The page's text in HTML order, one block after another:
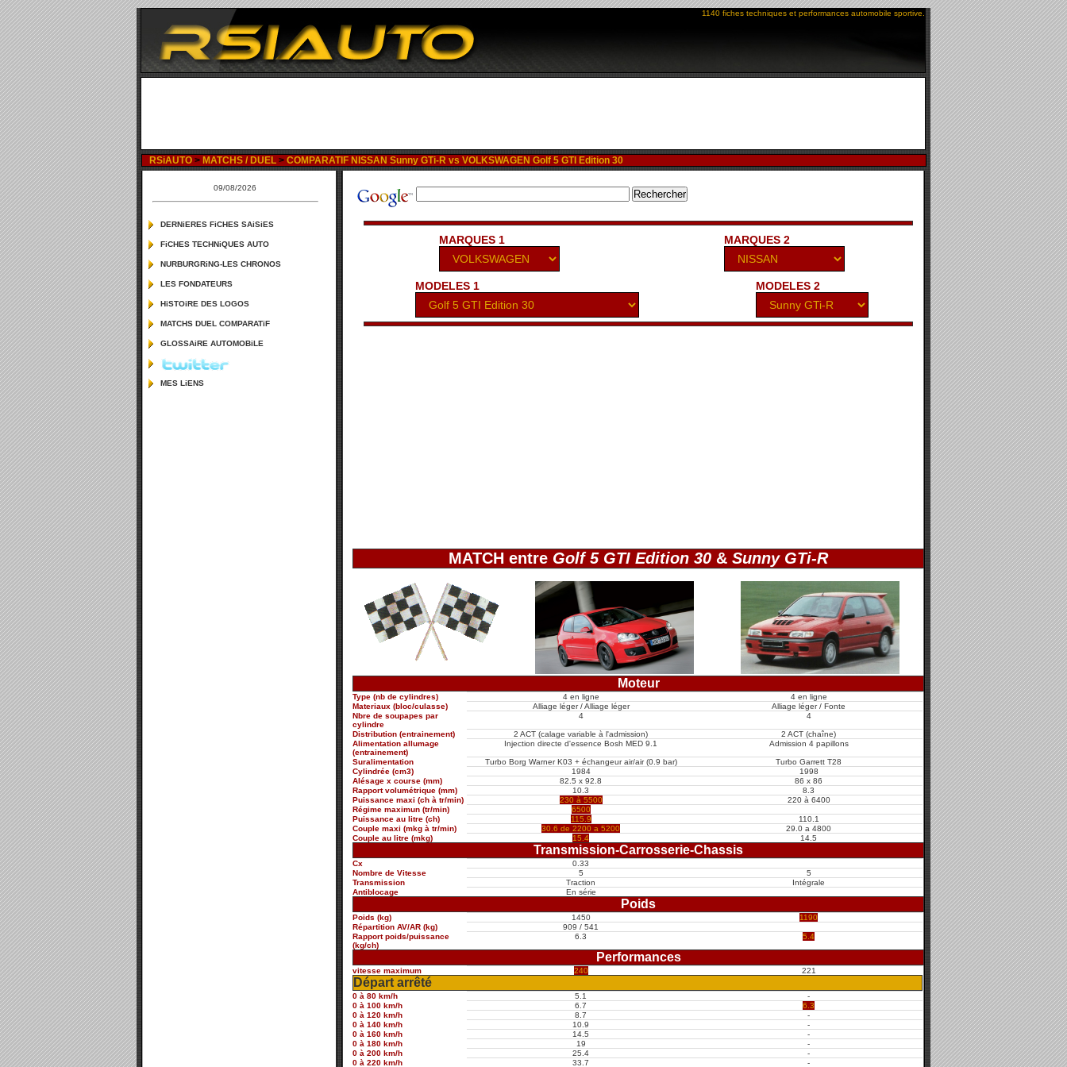
1140 fiches techniques et performances automobile sportive.
RSiAUTO > MATCHS / DUEL > COMPARATIF NISSAN Sunny GTi-R vs VOLKSWAGEN Golf 5 GTI Edition 30
MARQUES 1 MARQUES 2
MODELES 1 MODELES 2
MATCH entre Golf 5 GTI Edition 30 & Sunny GTi-R
Moteur
Type (nb de cylindres) 4 en ligne
4 en ligne
Materiaux (bloc/culasse)
Alliage léger / Alliage léger
Alliage léger / Fonte
Nbre de soupapes par
cylindre
4 4
Distribution (entrainement) 2 ACT (calage variable à l'admission)
2 ACT (chaîne)
Alimentation allumage
(entrainement)
Injection directe d'essence Bosh MED 9.1 Admission 4 papillons
Suralimentation Turbo Borg Warner K03 + échangeur air/air (0.9 bar)
Turbo Garrett T28
Cylindrée (cm3)
1984
1998
Alésage x course (mm)
82.5 x 92.8
86 x 86
Rapport volumétrique (mm)
10.3
8.3
Puissance maxi (ch à tr/min)
230 à 5500
220 à 6400
Régime maximun (tr/min)
6500
Puissance au litre (ch)
115.9
110.1
Couple maxi (mkg à tr/min)
30.6 de 2200 a 5200
29.0 a 4800
Couple au litre (mkg)
15.4 14.5
Transmission-Carrosserie-Chassis
Cx
0.33
Nombre de Vitesse
5
5
Transmission
Traction
Intégrale
Antiblocage
En série
Poids
Poids (kg) 1450
1190
Répartition AV/AR (kg)
909 / 541
Rapport poids/puissance
(kg/ch)
6.3 5.4
Performances
vitesse maximum 240 221
Départ arrêté
0 à 80 km/h 5.1
-
0 à 100 km/h
6.7
6.3
0 à 120 km/h
8.7
-
0 à 140 km/h
10.9
-
0 à 160 km/h
14.5
-
0 à 180 km/h
19
-
0 à 200 km/h
25.4
-
0 à 220 km/h
33.7 -
09/08/2026
DERNiERES FiCHES SAiSiES
FiCHES TECHNiQUES AUTO
NURBURGRiNG-LES CHRONOS
LES FONDATEURS
HiSTOiRE DES LOGOS
MATCHS DUEL COMPARATiF
GLOSSAiRE AUTOMOBiLE
MES LiENS